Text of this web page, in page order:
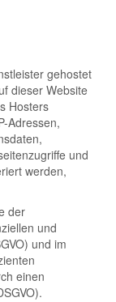
gehostet
dieser Website
Hosters
Adressen,
und
werden,
der
und
und im
einen